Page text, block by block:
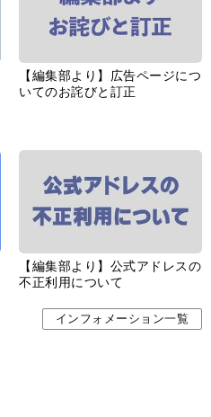
【編集部より】広告ページにつ
いてのお詫びと訂正
【編集部より】公式アドレスの
不正利用について
インフォメーション一覧